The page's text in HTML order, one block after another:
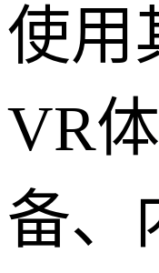
使用
VR
备、